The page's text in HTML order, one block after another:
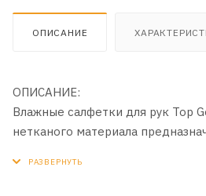
ОПИСАНИЕ
ОПИСАНИЕ:
Влажные салфетки для рук Top
нетканого материала